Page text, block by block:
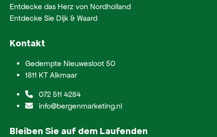
Entdecke das Herz von Nordholland
Entdecke Sie Dijk & Waard
Kontakt
Gedempte Nieuwesloot 50
1811 KT Alkmaar
072 511 4284
info@bergenmarketing.nl
Bleiben Sie auf dem Laufenden